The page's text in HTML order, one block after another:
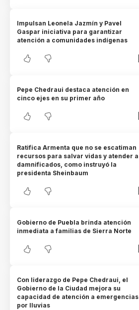
Impulsan Leonela Jazmín y Pavel
Gaspar iniciativa para garantizar
atención a comunidades indígenas
Pepe Chedraui destaca atención en
cinco ejes en su primer año
Ratifica Armenta que no se escatiman
recursos para salvar vidas y atender a
damnificados, como instruyó la
presidenta Sheinbaum
Gobierno de Puebla brinda atención
inmediata a familias de Sierra Norte
Con liderazgo de Pepe Chedraui, el
Gobierno de la Ciudad mejora su
capacidad de atención a emergencias
por lluvias